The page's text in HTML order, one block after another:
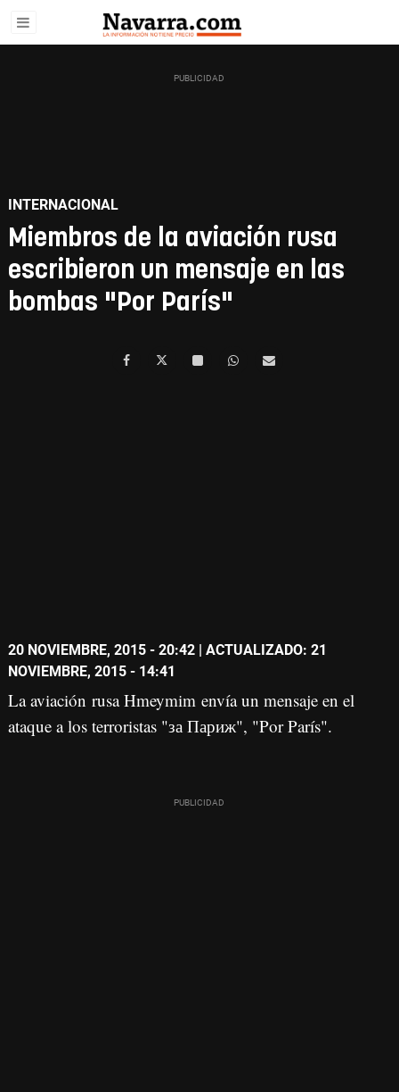
INTERNACIONAL
Miembros de la aviación rusa
escribieron un mensaje en las
bombas "Por París"
20 NOVIEMBRE, 2015 - 20:42 | ACTUALIZADO: 21
NOVIEMBRE, 2015 - 14:41
La aviación rusa Hmeymim envía un mensaje en el
ataque a los terroristas "за Париж", "Por París".